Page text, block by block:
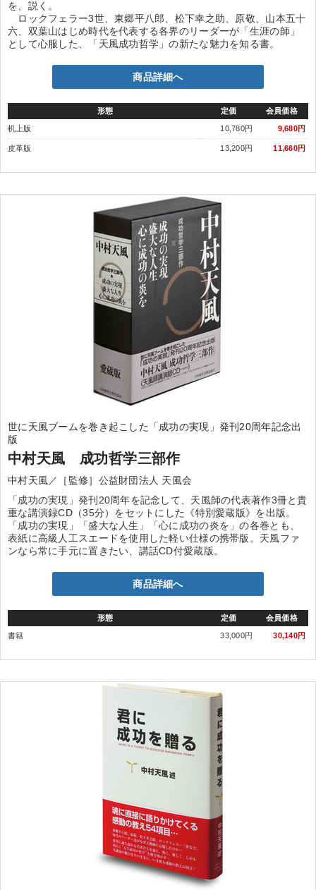
を、説く。
ロックフェラー3世、東郷平八郎、松下幸之助、原敬、山本五十
六、双葉山はじめ時代を代表する各界のリーダーが「生涯の師」
として心服した、「天風成功哲学」の新たな魅力を知る書。
商品詳細へ
形態 定価 会員価格
机上版 10,780円 9,680円
皮革版 13,200円 11,660円
世に天風ブームを巻き起こした「成功の実現」発刊20周年記念出
版
中村天風 成功哲学三部作
中村天風／［監修］公益財団法人 天風会
「成功の実現」発刊20周年を記念して、天風師の代表著作3冊と貴
重な講演録CD（35分）をセットにした《特別愛蔵版》を出版。
「成功の実現」「盛大な人生」「心に成功の炎を」の各巻とも、
表紙に高級人工スエードを使用した軽い仕様の携帯版。天風ファ
ンなら常に手元に置きたい、講話CD付愛蔵版。
商品詳細へ
形態 定価 会員価格
書籍 33,000円 30,140円